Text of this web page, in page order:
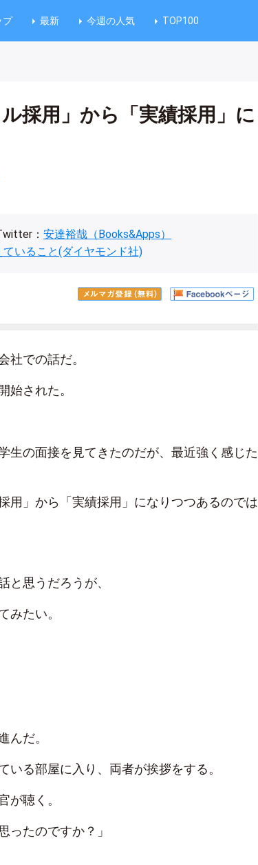
プ 最新 今週の人気 TOP100
採用」から「実績採用」に
： 安達裕哉（Books&Apps）
いること(ダイヤモンド社)
社での話だ。
始された。
生の面接を見てきたのだが、最近強く感じた
用」から「実績採用」になりつつあるのでは
と思うだろうが、
みたい。
んだ。
いる部屋に入り、両者が挨拶をする。
が聴く。
ったのですか？」